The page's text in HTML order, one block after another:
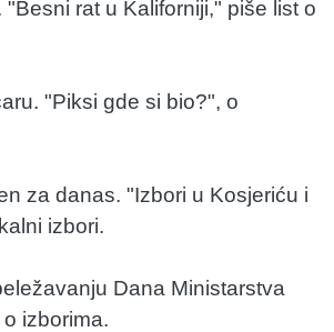
rat u Kaliforniji," piše list o
"Piksi gde si bio?", o
za danas. "Izbori u Kosjeriću i
izbori.
Dana Ministarstva
izborima.